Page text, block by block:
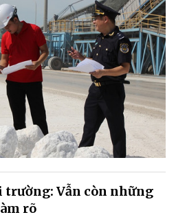
trường: Vẫn còn những
rõ